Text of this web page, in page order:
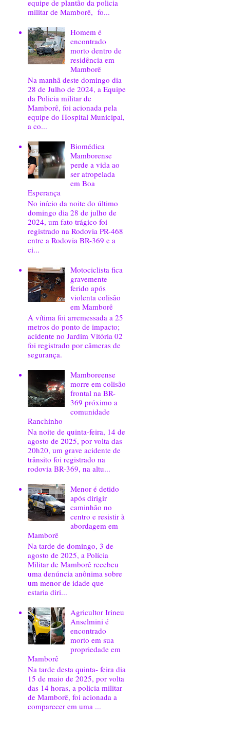
equipe de plantão da policia
militar de Mamborê, fo...
Homem é
encontrado
morto dentro de
residência em
Mamborê
Na manhã deste domingo dia
28 de Julho de 2024, a Equipe
da Policia militar de
Mamborê, foi acionada pela
equipe do Hospital Municipal,
a co...
Biomédica
Mamborense
perde a vida ao
ser atropelada
em Boa
Esperança
No início da noite do último
domingo dia 28 de julho de
2024, um fato trágico foi
registrado na Rodovia PR-468
entre a Rodovia BR-369 e a
ci...
Motociclista fica
gravemente
ferido após
violenta colisão
em Mamborê
A vítima foi arremessada a 25
metros do ponto de impacto;
acidente no Jardim Vitória 02
foi registrado por câmeras de
segurança.
Mamboreense
morre em colisão
frontal na BR-
369 próximo a
comunidade
Ranchinho
Na noite de quinta-feira, 14 de
agosto de 2025, por volta das
20h20, um grave acidente de
trânsito foi registrado na
rodovia BR-369, na altu...
Menor é detido
após dirigir
caminhão no
centro e resistir à
abordagem em
Mamborê
Na tarde de domingo, 3 de
agosto de 2025, a Polícia
Militar de Mamborê recebeu
uma denúncia anônima sobre
um menor de idade que
estaria diri...
Agricultor Irineu
Anselmini é
encontrado
morto em sua
propriedade em
Mamborê
Na tarde desta quinta- feira dia
15 de maio de 2025, por volta
das 14 horas, a policia militar
de Mamborê, foi acionada a
comparecer em uma ...